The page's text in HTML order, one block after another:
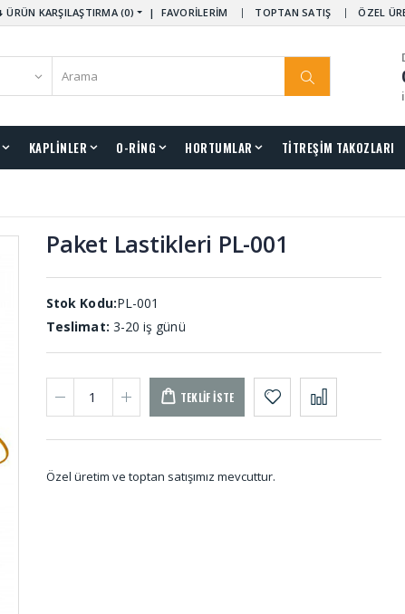
ÜRÜN KARŞILAŞTIRMA (0) | FAVORİLERİM TOPTAN SATIŞ ÖZEL
KAPLİNLER O-RİNG HORTUMLAR TİTREŞİM TAKOZLARI
Paket Lastikleri PL-001
Stok Kodu:PL-001
Teslimat: 3-20 iş günü
TEKLIF İSTE
Özel üretim ve toptan satışımız mevcuttur.